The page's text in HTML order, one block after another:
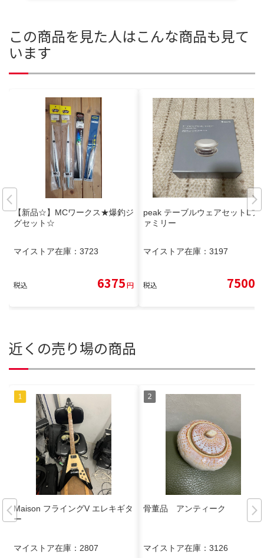
この商品を見た人はこんな商品も見て
います
【新品☆】MCワークス★爆釣ジ
グセット☆
マイストア在庫： 3723
税込 6375円
peak テーブルウェアセットLフ
ァミリー
マイストア在庫： 3197
税込 7500
近くの売り場の商品
Maison フライングV エレキギタ
ー
マイストア在庫： 2807
骨董品 アンティーク
マイストア在庫： 3126